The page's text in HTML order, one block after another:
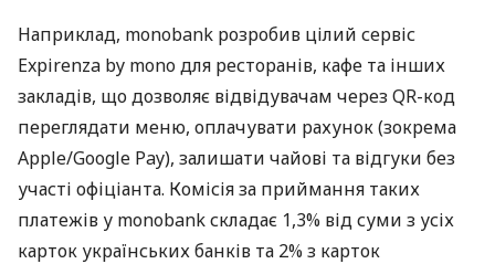
Наприклад, monobank розробив цілий сервіс
Expirenza by mono для ресторанів, кафе та інших
закладів, що дозволяє відвідувачам через QR-код
переглядати меню, оплачувати рахунок (зокрема
Apple/Google Pay), залишати чайові та відгуки без
участі офіціанта. Комісія за приймання таких
платежів у monobank складає 1,3% від суми з усіх
карток українських банків та 2% з карток